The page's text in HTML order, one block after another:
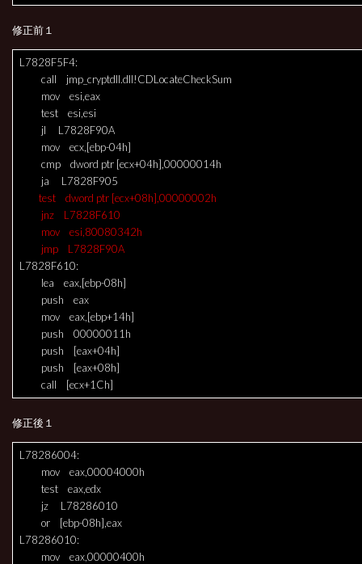
修正前１
L7828F5F4:
call jmp_cryptdll.dll!CDLocateCheckSum
mov esi,eax
test esi,esi
jl L7828F90A
mov ecx,[ebp-04h]
cmp dword ptr [ecx+04h],00000014h
ja L7828F905
test dword ptr [ecx+08h],00000002h
jnz L7828F610
mov esi,80080342h
jmp L7828F90A
L7828F610:
lea eax,[ebp-08h]
push eax
mov eax,[ebp+14h]
push 00000011h
push [eax+04h]
push [eax+08h]
call [ecx+1Ch]
修正後１
L78286004:
mov eax,00004000h
test eax,edx
jz L78286010
or [ebp-08h],eax
L78286010:
mov eax,00000400h